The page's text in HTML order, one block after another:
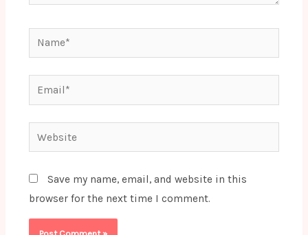
Name*
Email*
Website
Save my name, email, and website in this
browser for the next time I comment.